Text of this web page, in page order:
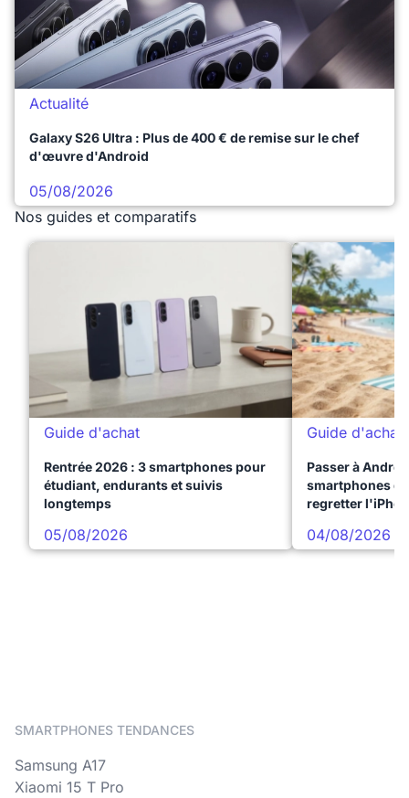
Actualité
Galaxy S26 Ultra : Plus de 400 € de remise sur le chef
d'œuvre d'Android
05/08/2026
Nos guides et comparatifs
Guide d'achat
Rentrée 2026 : 3 smartphones pour
étudiant, endurants et suivis
longtemps
05/08/2026
Guide d'achat
Passer à
smartphones
regretter
04/08/2026
SMARTPHONES TENDANCES
Samsung A17
Xiaomi 15 T Pro